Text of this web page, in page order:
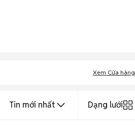
Xem Cửa hàng
Tin mới nhất Dạng lưới